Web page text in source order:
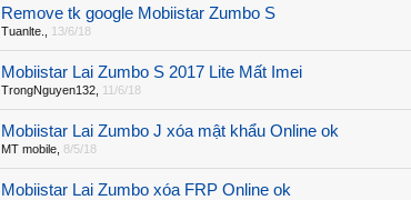
Remove tk google Mobiistar Zumbo S
Tuanlte. 13/6/18
Mobiistar Lai Zumbo S 2017 Lite Mất Imei
TrongNguyen132 11/6/18
Mobiistar Lai Zumbo J xóa mật khẩu Online ok
MT mobile 8/5/18
Mobiistar Lai Zumbo xóa FRP Online ok